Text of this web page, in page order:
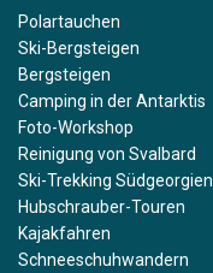
Polartauchen
Ski-Bergsteigen
Bergsteigen
Camping in der Antarktis
Foto-Workshop
Reinigung von Svalbard
Ski-Trekking Südgeorgien
Hubschrauber-Touren
Kajakfahren
Schneeschuhwandern